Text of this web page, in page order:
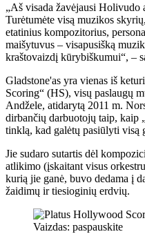
„Aš visada žavėjausi Holivudo
Turėtumėte visą muzikos
etatinius kompozitorius,
maišytuvus – visapusišką
kraštovaizdį kūrybiškumui“, –
Gladstone'as yra vienas iš
Scoring“ (HS), visų paslaugų
Andžele, atidarytą 2011 m.
dirbančių darbuotojų taip, kaip
tinklą, kad galėtų pasiūlyti visą
Jie sudaro sutartis dėl
atlikimo (įskaitant visus
kurią jie ganė, buvo dedama į
žaidimų ir tiesioginių erdvių.
Vaizdas: paspauskite